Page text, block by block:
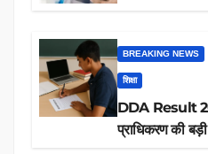
BREAKING NEWS
शिक्षा
DDA Result
प्राधिकरण की